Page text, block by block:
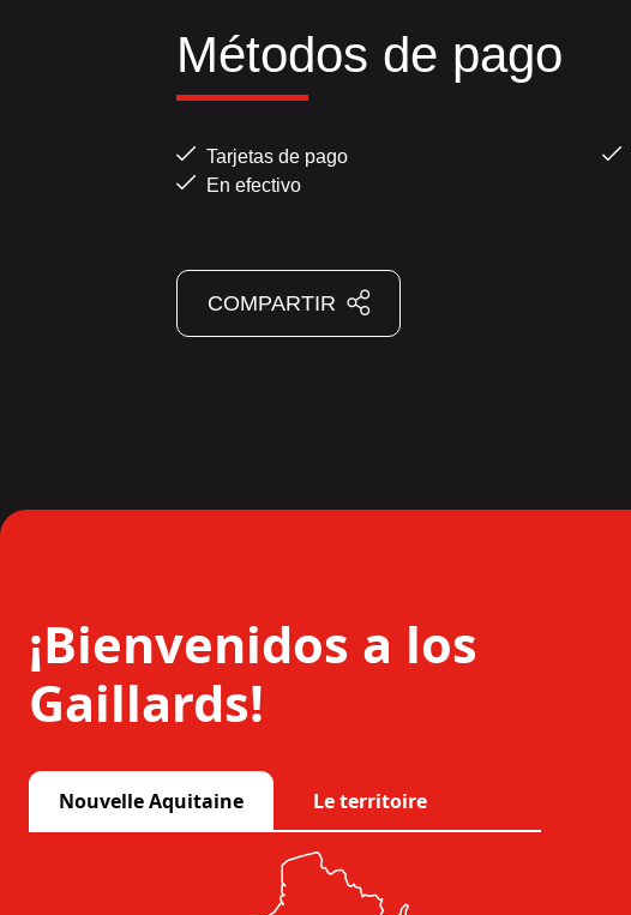
Métodos de pago
Tarjetas de pago
En efectivo
COMPARTIR
¡Bienvenidos a los
Gaillards!
Nouvelle Aquitaine Le territoire